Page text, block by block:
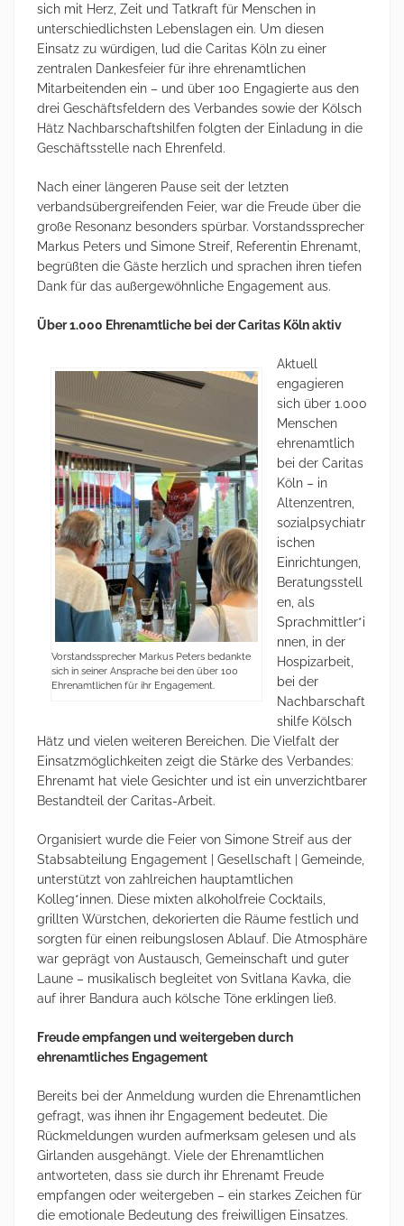
sich mit Herz, Zeit und Tatkraft für Menschen in
unterschiedlichsten Lebenslagen ein. Um diesen
Einsatz zu würdigen, lud die Caritas Köln zu einer
zentralen Dankesfeier für ihre ehrenamtlichen
Mitarbeitenden ein – und über 100 Engagierte aus den
drei Geschäftsfeldern des Verbandes sowie der Kölsch
Hätz Nachbarschaftshilfen folgten der Einladung in die
Geschäftsstelle nach Ehrenfeld.
Nach einer längeren Pause seit der letzten
verbandsübergreifenden Feier, war die Freude über die
große Resonanz besonders spürbar. Vorstandssprecher
Markus Peters und Simone Streif, Referentin Ehrenamt,
begrüßten die Gäste herzlich und sprachen ihren tiefen
Dank für das außergewöhnliche Engagement aus.
Über 1.000 Ehrenamtliche bei der Caritas Köln aktiv
Vorstandssprecher Markus Peters bedankte
sich in seiner Ansprache bei den über 100
Ehrenamtlichen für ihr Engagement.
Aktuell
engagieren
sich über 1.000
Menschen
ehrenamtlich
bei der Caritas
Köln – in
Altenzentren,
sozialpsychiatr
ischen
Einrichtungen,
Beratungsstell
en, als
Sprachmittler*i
nnen, in der
Hospizarbeit,
bei der
Nachbarschaft
shilfe Kölsch
Hätz und vielen weiteren Bereichen. Die Vielfalt der
Einsatzmöglichkeiten zeigt die Stärke des Verbandes:
Ehrenamt hat viele Gesichter und ist ein unverzichtbarer
Bestandteil der Caritas-Arbeit.
Organisiert wurde die Feier von Simone Streif aus der
Stabsabteilung Engagement | Gesellschaft | Gemeinde,
unterstützt von zahlreichen hauptamtlichen
Kolleg*innen. Diese mixten alkoholfreie Cocktails,
grillten Würstchen, dekorierten die Räume festlich und
sorgten für einen reibungslosen Ablauf. Die Atmosphäre
war geprägt von Austausch, Gemeinschaft und guter
Laune – musikalisch begleitet von Svitlana Kavka, die
auf ihrer Bandura auch kölsche Töne erklingen ließ.
Freude empfangen und weitergeben durch
ehrenamtliches Engagement
Bereits bei der Anmeldung wurden die Ehrenamtlichen
gefragt, was ihnen ihr Engagement bedeutet. Die
Rückmeldungen wurden aufmerksam gelesen und als
Girlanden ausgehängt. Viele der Ehrenamtlichen
antworteten, dass sie durch ihr Ehrenamt Freude
empfangen oder weitergeben – ein starkes Zeichen für
die emotionale Bedeutung des freiwilligen Einsatzes.